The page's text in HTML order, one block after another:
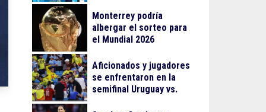
Monterrey podría
albergar el sorteo para
el Mundial 2026
Aficionados y jugadores
se enfrentaron en la
semifinal Uruguay vs.